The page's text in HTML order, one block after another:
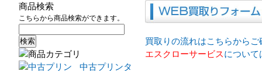
買取りの流れはこちらから
エスクローサービスについて
商品検索
こちらから商品検索ができます。
中古プリンタ